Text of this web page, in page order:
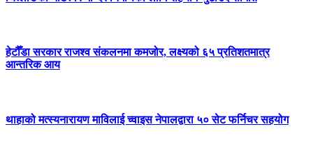
हेटौँडा सरकार राजश्व संकलनमा कमजोर, लक्ष्यको ६५ प्रतिशतमात्र
आन्तरिक आय
थाहाको मत्स्यनारायण माविलाई च्वाइस नेपालद्वारा ५० सेट फर्निचर सहयोग